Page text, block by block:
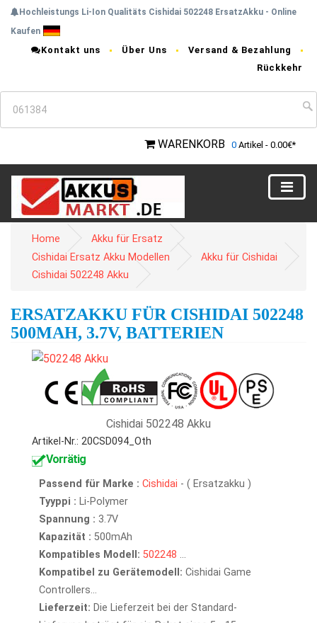
Hochleistungs Li-Ion Qualitäts Cishidai 502248 ErsatzAkku - Online
Kaufen
Kontakt uns Über Uns
Versand & Bezahlung
Rückkehr
WARENKORB 0 Artikel - 0.00€*
Home
Akku für Ersatz
Cishidai Ersatz Akku Modellen
Akku für Cishidai
Cishidai 502248 Akku
ERSATZAKKU FÜR CISHIDAI 502248
500MAH, 3.7V, BATTERIEN
Cishidai 502248 Akku
Artikel-Nr.: 20CSD094_Oth
Vorrätig
Passend für Marke : Cishidai - ( Ersatzakku )
Tyyppi : Li-Polymer
Spannung : 3.7V
Kapazität : 500mAh
Kompatibles Modell: 502248 ...
Kompatibel zu Gerätemodell: Cishidai Game
Controllers...
Lieferzeit: Die Lieferzeit bei der Standard-